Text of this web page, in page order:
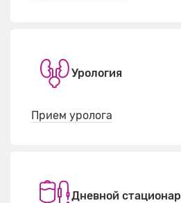
Урология
Прием уролога
Дневной стационар